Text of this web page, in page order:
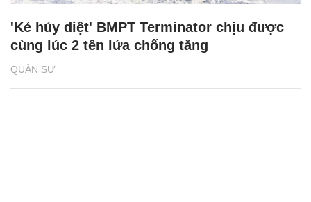
QUÂN SỰ
'Kẻ hủy diệt' BMPT Terminator chịu được
cùng lúc 2 tên lửa chống tăng